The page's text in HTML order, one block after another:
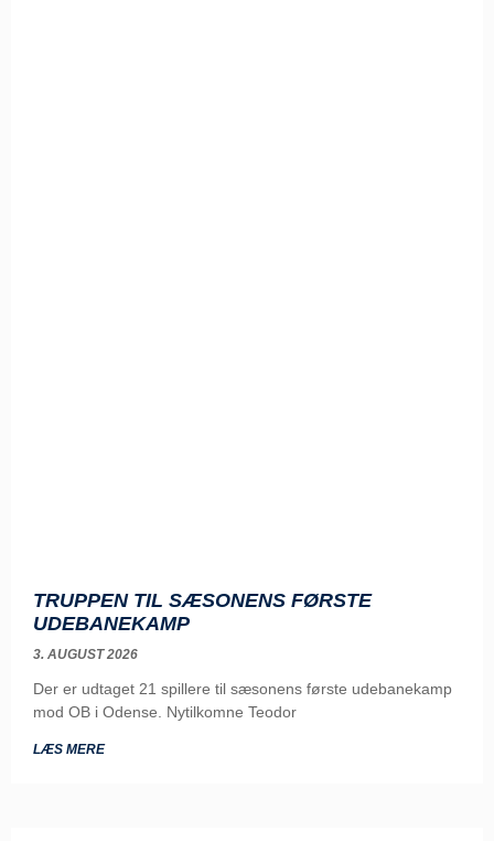
TRUPPEN TIL SÆSONENS FØRSTE
UDEBANEKAMP
3. AUGUST 2026
Der er udtaget 21 spillere til sæsonens første udebanekamp
mod OB i Odense. Nytilkomne Teodor
LÆS MERE